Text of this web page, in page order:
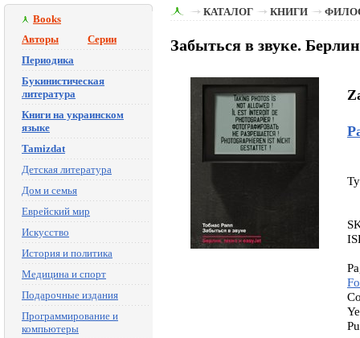
Books
Авторы
Серии
Периодика
Букинистическая
литература
Книги на украинском
языке
Tamizdat
Детская литература
Дом и семья
Еврейский мир
Искусство
История и политика
Медицина и спорт
Подарочные издания
Программирование и
компьютеры
КАТАЛОГ КНИГИ
Забыться в звуке.